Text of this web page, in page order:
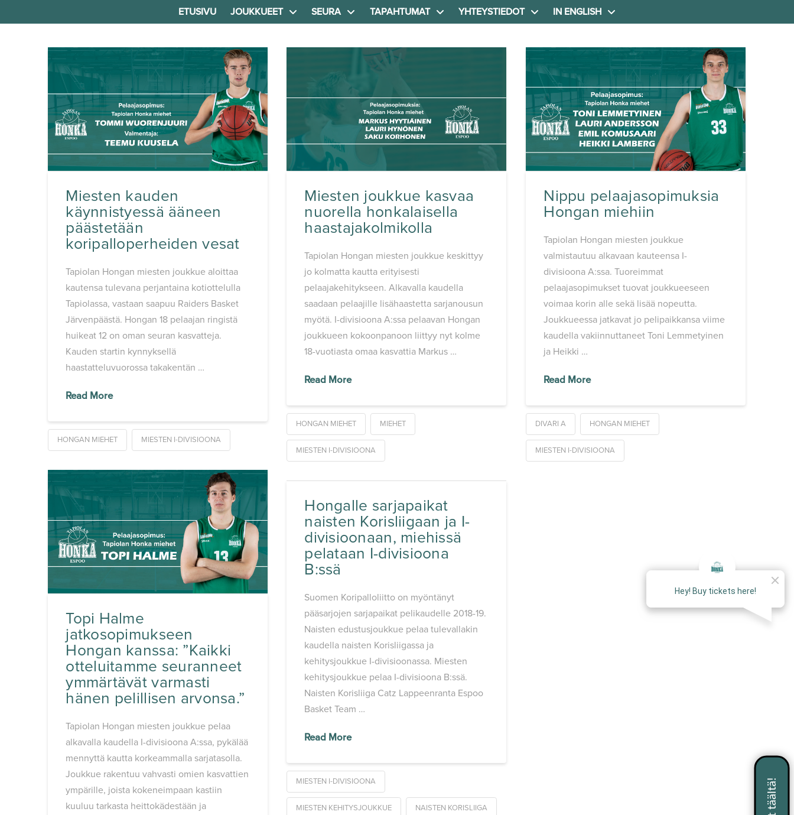
ETUSIVU JOUKKUEET SEURA TAPAHTUMAT YHTEYSTIEDOT IN ENGLISH
Miesten kauden
käynnistyessä ääneen
päästetään
koripalloperheiden vesat
Tapiolan Hongan miesten joukkue aloittaa
kautensa tulevana perjantaina kotiottelulla
Tapiolassa, vastaan saapuu Raiders Basket
Järvenpäästä. Hongan 18 pelaajan ringistä
huikeat 12 on oman seuran kasvatteja.
Kauden startin kynnyksellä
haastatteluvuorossa takakentän …
Read More
HONGAN MIEHET MIESTEN I-DIVISIOONA
Miesten joukkue kasvaa
nuorella honkalaisella
haastajakolmikolla
Tapiolan Hongan miesten joukkue keskittyy
jo kolmatta kautta erityisesti
pelaajakehitykseen. Alkavalla kaudella
saadaan pelaajille lisähaastetta sarjanousun
myötä. I-divisioona A:ssa pelaavan Hongan
joukkueen kokoonpanoon liittyy nyt kolme
18-vuotiasta omaa kasvattia Markus …
Read More
HONGAN MIEHET MIEHET
MIESTEN I-DIVISIOONA
Nippu pelaajasopimuksia
Hongan miehiin
Tapiolan Hongan miesten joukkue
valmistautuu alkavaan kauteensa I-
divisioona A:ssa. Tuoreimmat
pelaajasopimukset tuovat joukkueeseen
voimaa korin alle sekä lisää nopeutta.
Joukkueessa jatkavat jo pelipaikkansa viime
kaudella vakiinnuttaneet Toni Lemmetyinen
ja Heikki …
Read More
DIVARI A HONGAN MIEHET
MIESTEN I-DIVISIOONA
Topi Halme
jatkosopimukseen
Hongan kanssa: ”Kaikki
otteluitamme seuranneet
ymmärtävät varmasti
hänen pelillisen arvonsa.”
Tapiolan Hongan miesten joukkue pelaa
alkavalla kaudella I-divisioona A:ssa, pykälää
mennyttä kautta korkeammalla sarjatasolla.
Joukkue rakentuu vahvasti omien kasvattien
ympärille, joista kokeneimpaan kastiin
kuuluu tarkasta heittokädestään ja
Hongalle sarjapaikat
naisten Korisliigaan ja I-
divisioonaan, miehissä
pelataan I-divisioona
B:ssä
Suomen Koripalloliitto on myöntänyt
pääsarjojen sarjapaikat pelikaudelle 2018-19.
Naisten edustusjoukkue pelaa tulevallakin
kaudella naisten Korisliigassa ja
kehitysjoukkue I-divisioonassa. Miesten
kehitysjoukkue pelaa I-divisioona B:ssä.
Naisten Korisliiga Catz Lappeenranta Espoo
Basket Team …
Read More
MIESTEN I-DIVISIOONA
MIESTEN KEHITYSJOUKKUE NAISTEN KORISLIIGA